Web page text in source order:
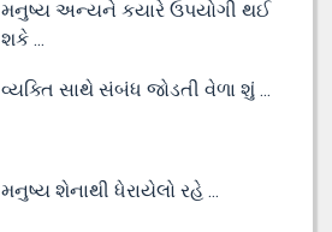
મનુષ્ય અન્યને કયારે ઉપયોગી થઈ
શકે ...
વ્યક્તિ સાથે સંબંધ જોડતી વેળા શું ...
મનુષ્ય શેનાથી ધેરાયેલો રહે ...